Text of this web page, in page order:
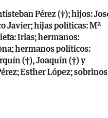
Pérez (†); hijos:
Javier; hijas políticas: Mª
Irias; hermanos:
hermanos políticos:
(†), Joaquín (†) y
Esther López;